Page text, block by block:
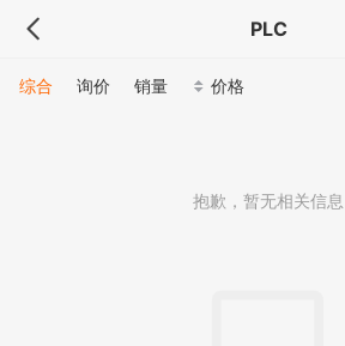
PLC
综合 询价 销量 价格
抱歉，暂无相关信息